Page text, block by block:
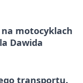
motocyklach
Dawida
transportu.